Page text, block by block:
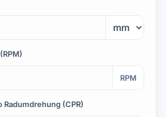
RPM
(CPR)